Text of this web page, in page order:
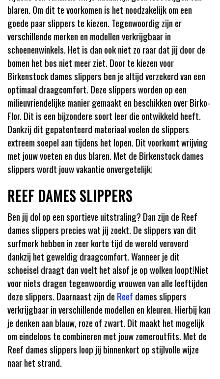
blaren. Om dit te voorkomen is het noodzakelijk om een
goede paar slippers te kiezen. Tegenwoordig zijn er
verschillende merken en modellen verkrijgbaar in
schoenenwinkels. Het is dan ook niet zo raar dat jij door de
bomen het bos niet meer ziet. Door te kiezen voor
Birkenstockdames slippers ben je altijd verzekerd van een
optimaal draagcomfort. Deze slippers worden op een
milieuvriendelijke manier gemaakt en beschikken overBirko-
Flor. Dit is een bijzondere soort leer die ontwikkeld heeft.
Dankzij dit gepatenteerd materiaal voelen de slippers
extreem soepel aan tijdens het lopen. Dit voorkomt wrijving
met jouw voeten en dus blaren. Met de Birkenstockdames
slippers wordt jouw vakantie onvergetelijk!
REEF DAMES SLIPPERS
Ben jij dol op een sportieve uitstraling? Dan zijn de Reef
dames slippers precies wat jij zoekt. Deslippers van dit
surfmerk hebben in zeerkorte tijd de wereld veroverd
dankzij het geweldigdraagcomfort.Wanneer je dit
schoeisel draagt dan voelt het alsof je op wolken loopt!Niet
voor niets dragen tegenwoordig vrouwen van alle leeftijden
deze slippers. Daarnaast zijn de Reef dames slippers
verkrijgbaar in verschillende modellen en kleuren. Hierbij kan
je denken aan blauw, roze of zwart. Dit maakt het mogelijk
om eindeloos te combineren met jouw zomeroutfits. Met de
Reef dames slippers loop jij binnenkort op stijlvolle wijze
naarhet strand.